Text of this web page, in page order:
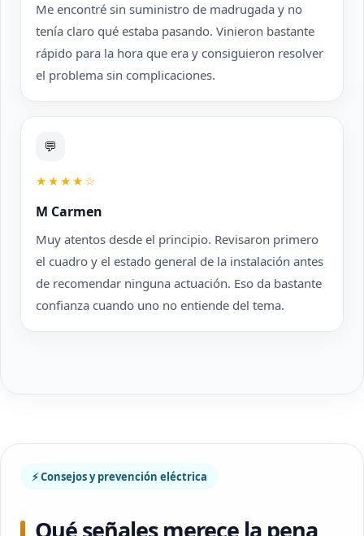
Me encontré sin suministro de madrugada y no
tenía claro qué estaba pasando. Vinieron bastante
rápido para la hora que era y consiguieron resolver
el problema sin complicaciones.
💬
★★★★☆
M Carmen
Muy atentos desde el principio. Revisaron primero
el cuadro y el estado general de la instalación antes
de recomendar ninguna actuación. Eso da bastante
confianza cuando uno no entiende del tema.
⚡ Consejos y prevención eléctrica
Qué señales merece la pena